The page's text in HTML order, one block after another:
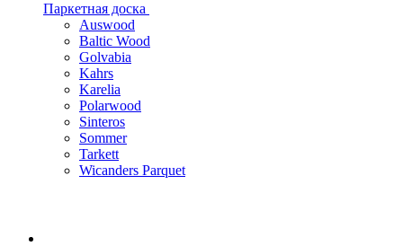
Паркетная доска
Auswood
Baltic Wood
Golvabia
Kahrs
Karelia
Polarwood
Sinteros
Sommer
Tarkett
Wicanders Parquet